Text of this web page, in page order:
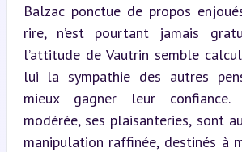
Balzac ponctue de propos
rire, n’est pourtant jamais
l’attitude de Vautrin semble
lui la sympathie des autres
mieux gagner leur confiance.
modérée, ses plaisanteries, sont
manipulation raffinée, destinés à